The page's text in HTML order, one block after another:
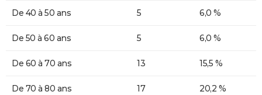
De 40 à 50 ans 5 6,0 %
De 50 à 60 ans 5 6,0 %
De 60 à 70 ans 13 15,5 %
De 70 à 80 ans 17 20,2 %